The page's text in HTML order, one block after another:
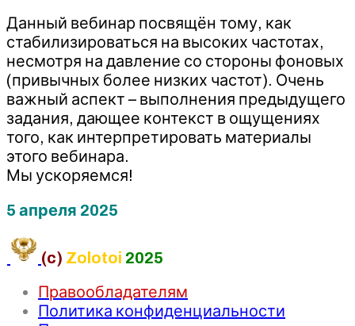
Данный вебинар посвящён тому, как
стабилизироваться на высоких частотах,
несмотря на давление со стороны фоновых
(привычных более низких частот). Очень
важный аспект – выполнения предыдущего
задания, дающее контекст в ощущениях
того, как интерпретировать материалы
этого вебинара.
Мы ускоряемся!
5 апреля 2025
(c) Zolotoi 2025
Правообладателям
Политика конфиденциальности